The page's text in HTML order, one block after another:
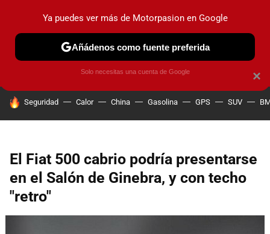
PRUEBAS COCHES ELÉCTRICOS OBSERVATORIO
HOY SE HABLA DE
Seguridad Calor China Gasolina GPS SUV
El Fiat 500 cabrio podría presentarse
en el Salón de Ginebra, y con techo
"retro"
×
Ya puedes ver más de Motorpasion en Google
Añádenos como fuente preferida
Solo necesitas una cuenta de Google